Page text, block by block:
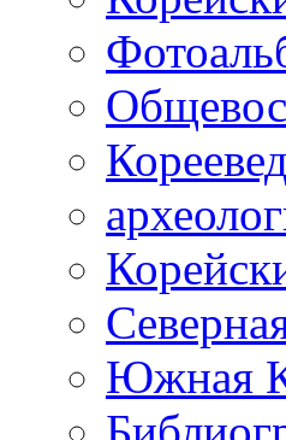
Южная